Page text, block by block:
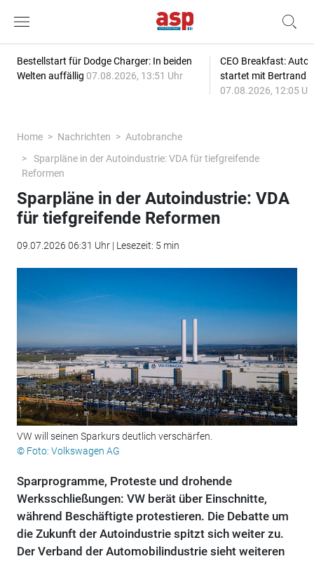
Bestellstart für Dodge Charger: In beiden
Welten auffällig 07.08.2026, 13:51 Uhr
CEO Breakfast:
startet mit Bertrand
07.08.2026, 12:05
Home Nachrichten
Autobranche
Sparpläne in der Autoindustrie: VDA für tiefgreifende
Reformen
Sparpläne in der Autoindustrie: VDA
für tiefgreifende Reformen
09.07.2026 06:31 Uhr | Lesezeit: 5 min
VW will seinen Sparkurs deutlich verschärfen.
© Foto: Volkswagen AG
Sparprogramme, Proteste und drohende
Werksschließungen: VW berät über Einschnitte,
während Beschäftigte protestieren. Die Debatte um
die Zukunft der Autoindustrie spitzt sich weiter zu.
Der Verband der Automobilindustrie sieht weiteren